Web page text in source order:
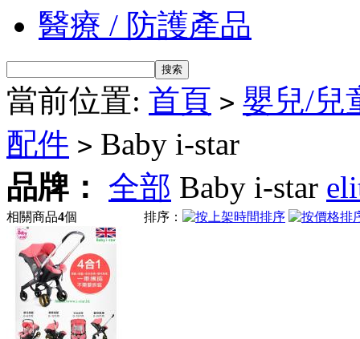
醫療 / 防護產品
當前位置: 首頁 > 嬰兒/兒
配件 > Baby i-star
品牌：
全部 Baby i-star
相關商品4個 排序：